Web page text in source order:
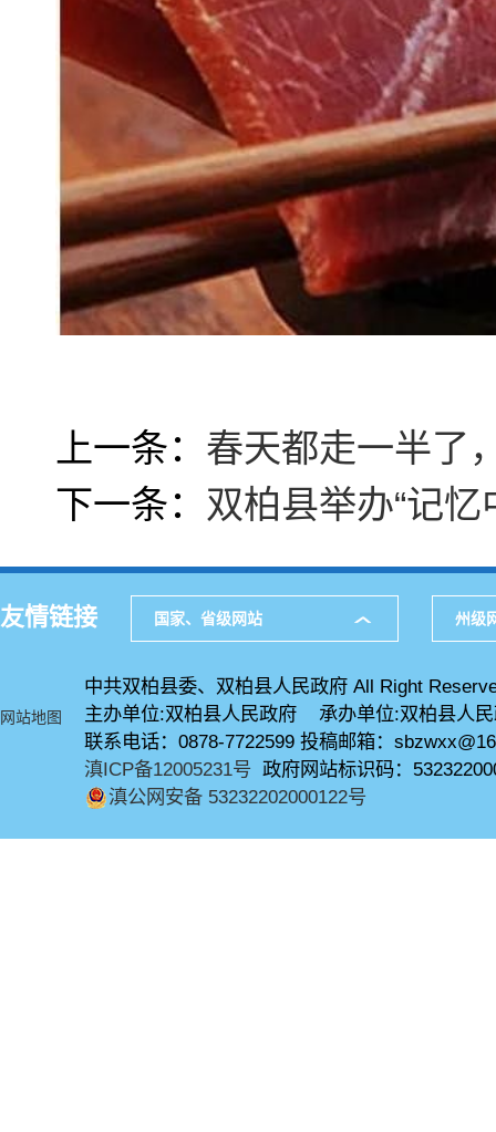
上一条： 春天都走一半了
下一条： 双柏县举办“记
友情链接 国家、省级网站 州级
网站地图
中共双柏县委、双柏县人民政府 All Right
主办单位:双柏县人民政府 承办单位:双柏县人
联系电话：0878-7722599 投稿邮箱：
滇ICP备12005231号 政府网站标识码：
滇公网安备 53232202000122号